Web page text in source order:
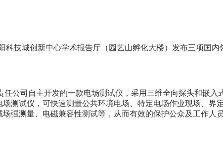
城创新中心学术报告厅（园艺山孵化大楼）发布三项国内
司自主开发的一款电场测试仪，采用三维全向探头和嵌入
测试仪，可快速测量公共环境电场、特定电场作业现场、
强测量、电磁兼容性测试等，从而有效的保护公众及工作人